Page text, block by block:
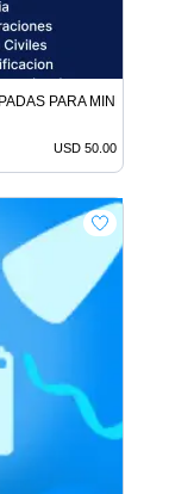
PARA MINERIA
USD 50.00